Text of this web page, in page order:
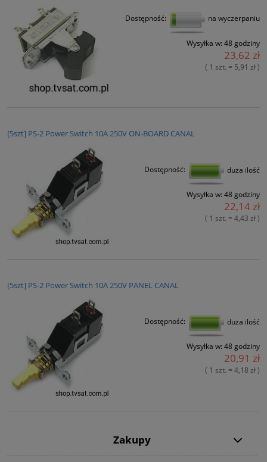
Dostępność: na wyczerpaniu
Wysyłka w: 48 godziny
23,62 zł
( 1 szt. = 5,91 zł )
[5szt] PS-2 Power Switch 10A 250V ON-BOARD CANAL
Dostępność: duża ilość
Wysyłka w: 48 godziny
22,14 zł
( 1 szt. = 4,43 zł )
[5szt] PS-2 Power Switch 10A 250V PANEL CANAL
Dostępność: duża ilość
Wysyłka w: 48 godziny
20,91 zł
( 1 szt. = 4,18 zł )
Zakupy